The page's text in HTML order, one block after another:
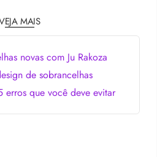
MAIS
novas com Ju Rakoza
de sobrancelhas
erros que você deve evitar